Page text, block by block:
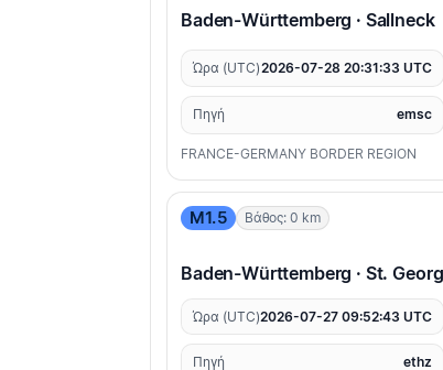
Baden-Württemberg · Sallneck
Ώρα (UTC)2026-07-28 20:31:33 UTC
Πηγή emsc
FRANCE-GERMANY BORDER REGION
M1.5 Βάθος: 0 km
Baden-Württemberg · St.
Ώρα (UTC)2026-07-27 09:52:43 UTC
Πηγή ethz